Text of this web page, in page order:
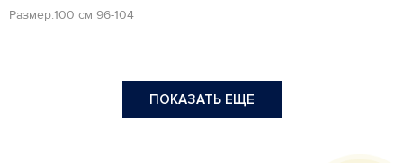
Размер:100 см 96-104
ПОКАЗАТЬ ЕЩЕ